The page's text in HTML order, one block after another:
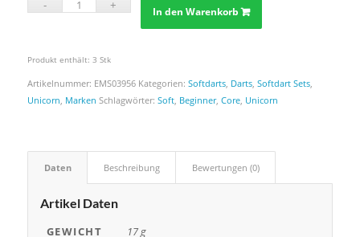
In den Warenkorb
Produkt enthält: 3 Stk
Artikelnummer: EMS03956 Kategorien: Softdarts, Darts, Softdart Sets,
Unicorn, Marken Schlagwörter: Soft, Beginner, Core, Unicorn
Daten Beschreibung Bewertungen (0)
Artikel Daten
GEWICHT
17 g